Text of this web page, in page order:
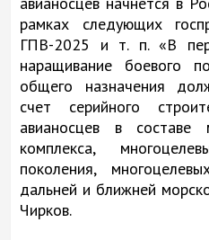
рамках следующих
ГПВ-2025 и т. п. «В
наращивание боевого
общего назначения
счет серийного
авианосцев в составе
комплекса,
поколения,
дальней и ближней
Чирков.